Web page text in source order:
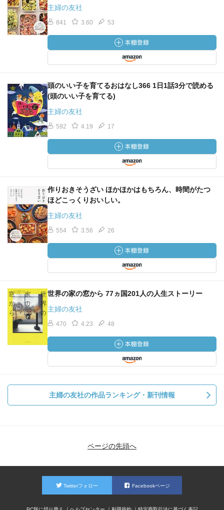
主婦の友社
841 3.60 53
頭のいい子を育てるおはなし366 1日1話3分で読める
(頭のいい子を育てる)
主婦の友社
592 4.19 17
作りおきそうざい ほかほかはもちろん、時間がたつ
ほどこっくりおいしい。
主婦の友社
554 3.56 26
世界の家の窓から 77ヵ国201人の人生ストーリー
主婦の友社
470 4.23 48
主婦の友社の作品ランキング・新刊情報
ページの先頭へ
Twitterフォロー Facebookページ